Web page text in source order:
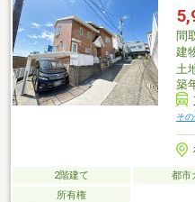
ご希望の住まい探しをお手伝
細・ご相談はお気軽にお問い合
間
建
土
築
そ
2階建て 都市
所有権